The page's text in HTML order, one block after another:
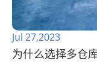
Jul 27,2023
为什么选择多仓